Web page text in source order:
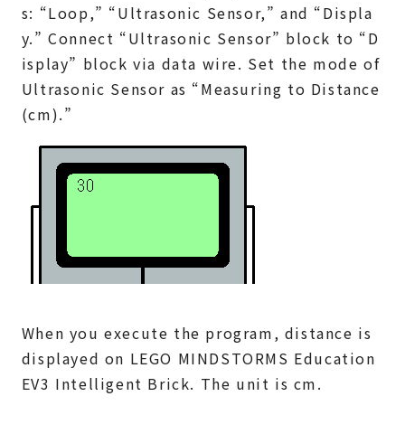
s: “Loop,” “Ultrasonic Sensor,” and “Displa
y.” Connect “Ultrasonic Sensor” block to “D
isplay” block via data wire. Set the mode of
Ultrasonic Sensor as “Measuring to Distance
(cm).”
When you execute the program, distance is
displayed on LEGO MINDSTORMS Education
EV3 Intelligent Brick. The unit is cm.